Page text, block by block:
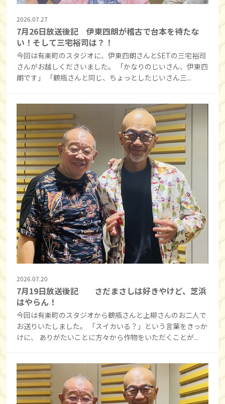
2026.07.27
7月26日放送後記 伊東四朗が稽古で台本を待たな
い！そして三宅裕司は？！
今回は有楽町のスタジオに、伊東四朗さんとSETの三宅裕司
さんがお越しくださいました。 「かなりのじいさん、伊東四
朗です」 「鶴瓶さんと同じ、ちょっとしたじいさん三...
2026.07.20
7月19日放送後記 さだまさしは好きやけど、芝浜
はやらん！
今回は有楽町のスタジオから鶴瓶さんと上柳さんのお二人で
お送りいたしました。 「スイカいる？」という言葉をきっか
けに、 ありがたいことに方々から作物をいただくことが...